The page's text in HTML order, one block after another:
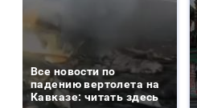
Все новости по
падению вертолета на
Кавказе: читать здесь